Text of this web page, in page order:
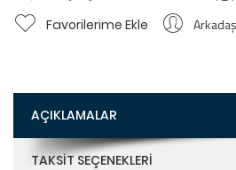
Favorilerime Ekle
AÇIKLAMALAR
TAKSIT SEÇENEKLERI